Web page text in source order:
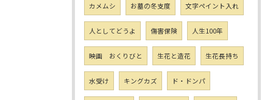
カメムシ お墓の冬支度 文字ペイント入れ
人としてどうよ 傷害保険 人生100年
映画 おくりびと 生花と造花 生花長持ち
水受け キングカズ ド・ドンパ